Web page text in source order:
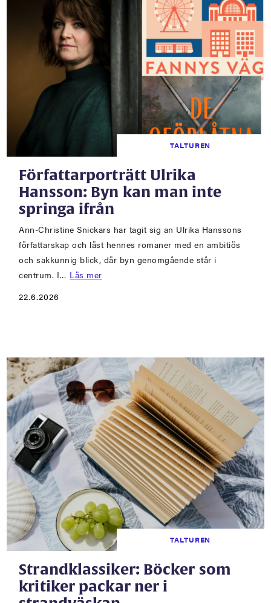
TALTUREN
Författarporträtt Ulrika
Hansson: Byn kan man inte
springa ifrån
Ann-Christine Snickars har tagit sig an Ulrika Hanssons
författarskap och läst hennes romaner med en ambitiös
och sakkunnig blick, där byn genomgående står i
centrum. I… Läs mer
22.6.2026
TALTUREN
Strandklassiker: Böcker som
kritiker packar ner i